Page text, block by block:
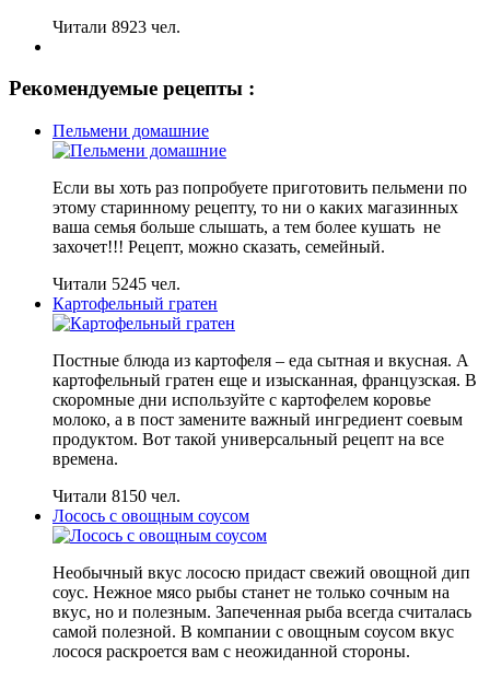
Читали 8923 чел.
Рекомендуемые рецепты :
Пельмени домашние
Если вы хоть раз попробуете приготовить пельмени по
этому старинному рецепту, то ни о каких магазинных
ваша семья больше слышать, а тем более кушать не
захочет!!! Рецепт, можно сказать, семейный.
Читали 5245 чел.
Картофельный гратен
Постные блюда из картофеля – еда сытная и вкусная. А
картофельный гратен еще и изысканная, французская. В
скоромные дни используйте с картофелем коровье
молоко, а в пост замените важный ингредиент соевым
продуктом. Вот такой универсальный рецепт на все
времена.
Читали 8150 чел.
Лосось с овощным соусом
Необычный вкус лососю придаст свежий овощной дип
соус. Нежное мясо рыбы станет не только сочным на
вкус, но и полезным. Запеченная рыба всегда считалась
самой полезной. В компании с овощным соусом вкус
лосося раскроется вам с неожиданной стороны.